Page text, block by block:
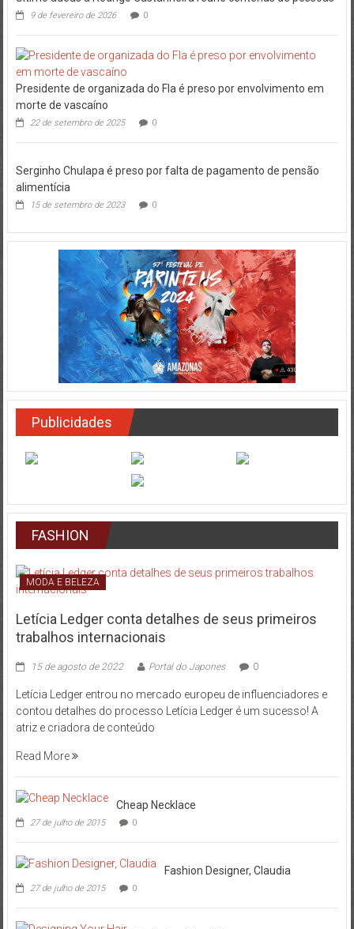
9 de fevereiro de 2026 0
Presidente de organizada do Fla é preso por envolvimento em
morte de vascaíno
22 de setembro de 2025 0
Serginho Chulapa é preso por falta de pagamento de pensão
alimentícia
15 de setembro de 2023 0
Publicidades
FASHION
MODA E BELEZA
Letícia Ledger conta detalhes de seus primeiros
trabalhos internacionais
15 de agosto de 2022 Portal do Japones 0
Letícia Ledger entrou no mercado europeu de influenciadores e
contou detalhes do processo Letícia Ledger é um sucesso! A
atriz e criadora de conteúdo
Read More
Cheap Necklace
27 de julho de 2015 0
Fashion Designer, Claudia
27 de julho de 2015 0